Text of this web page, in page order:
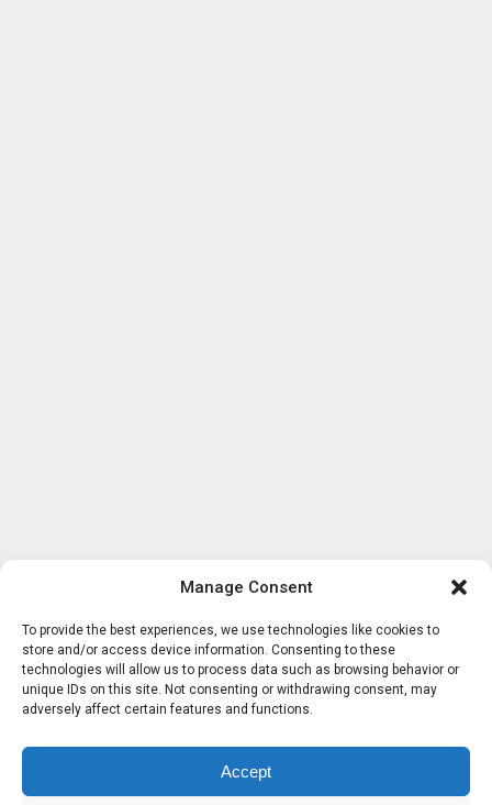
Manage Consent
To provide the best experiences, we use technologies like cookies to
store and/or access device information. Consenting to these
technologies will allow us to process data such as browsing behavior or
unique IDs on this site. Not consenting or withdrawing consent, may
adversely affect certain features and functions.
Accept